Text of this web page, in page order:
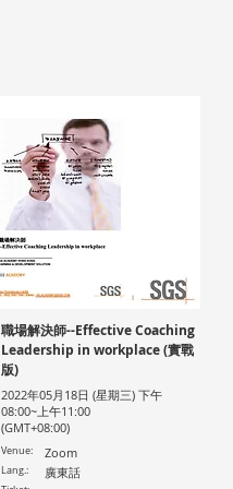
職場解決師--Effective Coaching
Leadership in workplace (實戰
版)
2022年05月18日 (星期三) 下午
08:00~上午11:00
(GMT+08:00)
Venue: Zoom
Lang.: 廣東話